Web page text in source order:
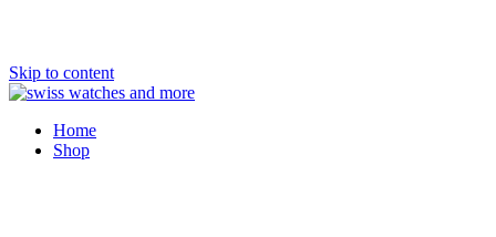
Skip to content
Swiss Watches and More
Home
Shop